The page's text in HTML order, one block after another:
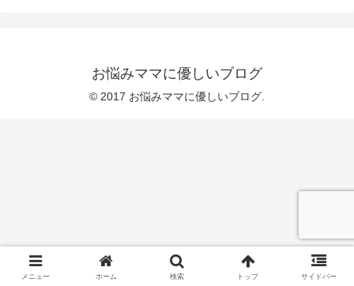
お悩みママに優しいブログ
© 2017 お悩みママに優しいブログ.
メニュー ホーム 検索 トップ サイドバー